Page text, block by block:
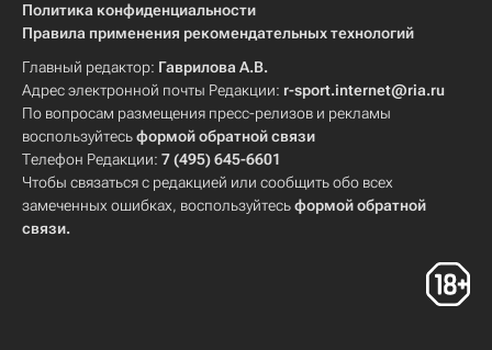
Политика конфиденциальности
Правила применения рекомендательных технологий
Главный редактор: Гаврилова А.В.
Адрес электронной почты Редакции: r-sport.internet@ria.ru
По вопросам размещения пресс-релизов и рекламы
воспользуйтесьформой обратной связи
Телефон Редакции: 7 (495) 645-6601
Чтобы связаться с редакцией или сообщить обо всех
замеченных ошибках, воспользуйтесьформой обратной
связи.